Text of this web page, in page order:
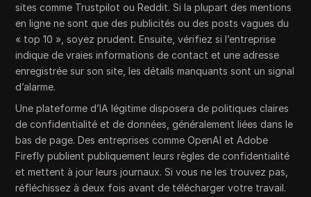
sites comme Trustpilot ou Reddit. Si la plupart des mentions
en ligne ne sont que des publicités ou des posts vagues du
« top 10 », soyez prudent. Ensuite, vérifiez si l’entreprise
indique de vraies informations de contact et une adresse
enregistrée sur son site, les détails manquants sont un signal
d’alarme.
Une plateforme d’IA légitime disposera de politiques claires
de confidentialité et de données, généralement liées dans le
bas de page. Des entreprises comme OpenAI et Adobe
Firefly publient publiquement leurs règles de confidentialité
et mettent à jour leurs journaux. Si vous ne les trouvez pas,
réfléchissez à deux fois avant de télécharger votre travail.